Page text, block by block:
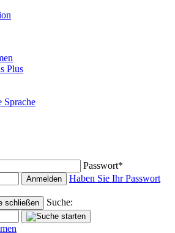
Plus
Sprache
Passwort*
Anmelden
Haben Sie Ihr Passwort
Suche: